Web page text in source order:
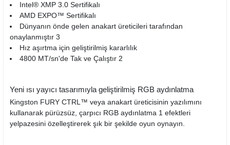
Intel® XMP 3.0 Sertifikalı
AMD EXPO™ Sertifikalı
Dünyanın önde gelen anakart üreticileri tarafından
onaylanmıştır 3
Hız aşırtma için geliştirilmiş kararlılık
4800 MT/sn'de Tak ve Çalıştır 2
Yeni ısı yayıcı tasarımıyla geliştirilmiş RGB aydınlatma
Kingston FURY CTRL™ veya anakart üreticisinin yazılımını
kullanarak pürüzsüz, çarpıcı RGB aydınlatma 1 efektleri
yelpazesini özelleştirerek şık bir şekilde oyun oynayın.